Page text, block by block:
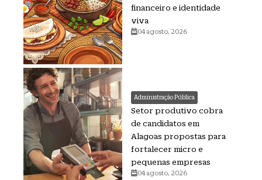
financeiro e identidade
viva
04 agosto, 2026
Administração Pública
Setor produtivo cobra
de candidatos em
Alagoas propostas para
fortalecer micro e
pequenas empresas
04 agosto, 2026